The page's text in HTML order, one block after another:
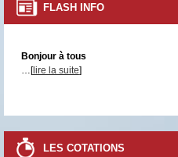
FLASH INFO
Bonjour à tous
…[lire la suite]
LES COTATIONS